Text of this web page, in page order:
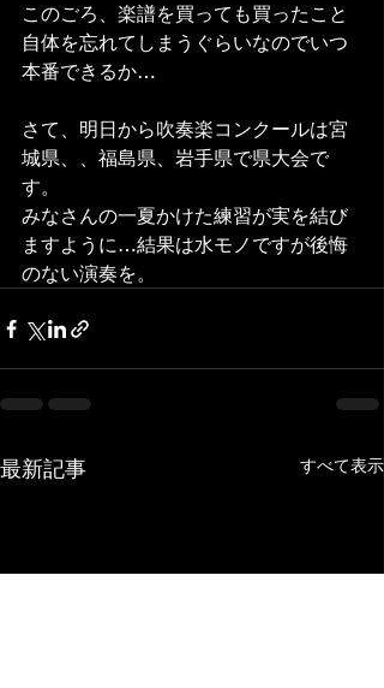
このごろ、楽譜を買っても買ったこと
自体を忘れてしまうぐらいなのでいつ
本番できるか…
さて、明日から吹奏楽コンクールは宮
城県、、福島県、岩手県で県大会で
す。
みなさんの一夏かけた練習が実を結び
ますように…結果は水モノですが後悔
のない演奏を。
最新記事 すべて表示